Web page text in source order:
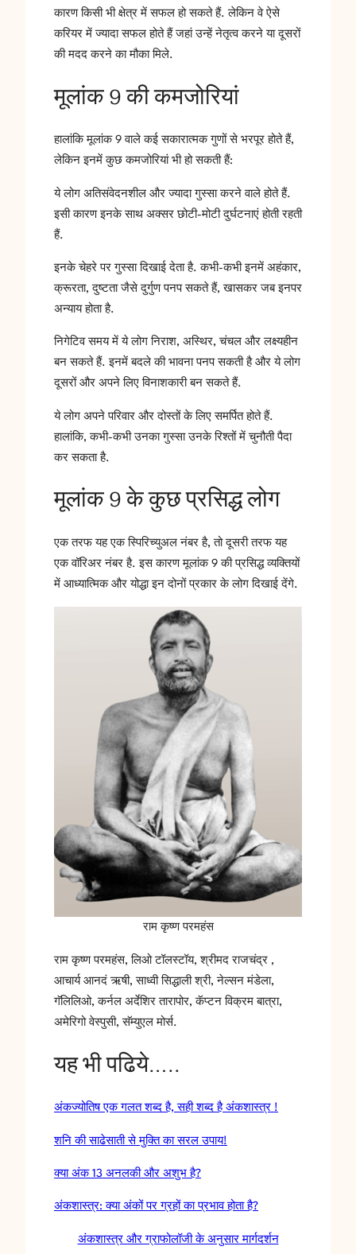
कारण किसी भी क्षेत्र में सफल हो सकते हैं. लेकिन वे ऐसे
करियर में ज्यादा सफल होते हैं जहां उन्हें नेतृत्व करने या दूसरों
की मदद करने का मौका मिले.
मूलांक 9 की कमजोरियां
हालांकि मूलांक 9 वाले कई सकारात्मक गुणों से भरपूर होते हैं,
लेकिन इनमें कुछ कमजोरियां भी हो सकती हैं:
ये लोग अतिसंवेदनशील और ज्यादा गुस्सा करने वाले होते हैं.
इसी कारण इनके साथ अक्सर छोटी-मोटी दुर्घटनाएं होती रहती
हैं.
इनके चेहरे पर गुस्सा दिखाई देता है. कभी-कभी इनमें अहंकार,
क्रूरता, दुष्टता जैसे दुर्गुण पनप सकते हैं, खासकर जब इनपर
अन्याय होता है.
निगेटिव समय में ये लोग निराश, अस्थिर, चंचल और लक्ष्यहीन
बन सकते हैं. इनमें बदले की भावना पनप सकती है और ये लोग
दूसरों और अपने लिए विनाशकारी बन सकते हैं.
ये लोग अपने परिवार और दोस्तों के लिए समर्पित होते हैं.
हालांकि, कभी-कभी उनका गुस्सा उनके रिश्तों में चुनौती पैदा
कर सकता है.
मूलांक 9 के कुछ प्रसिद्ध लोग
एक तरफ यह एक स्पिरिच्युअल नंबर है, तो दूसरी तरफ यह
एक वॉरिअर नंबर है. इस कारण मूलांक 9 की प्रसिद्ध व्यक्तियों
में आध्यात्मिक और योद्धा इन दोनों प्रकार के लोग दिखाई देंगे.
राम कृष्ण परमहंस
राम कृष्ण परमहंस, लिओ टॉलस्टॉय, श्रीमद राजचंद्र ,
आचार्य आनदं ऋषी, साध्वी सिद्धाली श्री, नेल्सन मंडेला,
गॅलिलिओ, कर्नल अर्देशिर तारापोर, कॅप्टन विक्रम बात्रा,
अमेरिगो वेस्पुसी, सॅम्युएल मोर्स.
यह भी पढिये…..
अंकज्योतिष एक गलत शब्द है, सही शब्द है अंकशास्त्र !
शनि की साढेसाती से मुक्ति का सरल उपाय!
क्या अंक 13 अनलकी और अशुभ है?
अंकशास्त्र: क्या अंकों पर ग्रहों का प्रभाव होता है?
अंकशास्त्र और ग्राफोलॉजी के अनुसार मार्गदर्शन